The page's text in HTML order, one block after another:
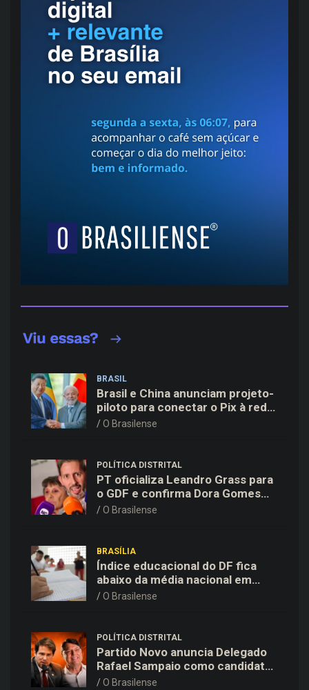
BRASIL
Brasil e China anunciam projeto-
piloto para conectar o Pix à rede
de pagamentos chinesa
O Brasilense
POLÍTICA DISTRITAL
PT oficializa Leandro Grass para
o GDF e confirma Dora Gomes
como vice na chapa majoritária
O Brasilense
BRASÍLIA
Índice educacional do DF fica
abaixo da média nacional em
todas as etapas de ensino,
O Brasilense
POLÍTICA DISTRITAL
Partido Novo anuncia Delegado
Rafael Sampaio como candidato
a vice-governador na chapa de
O Brasilense